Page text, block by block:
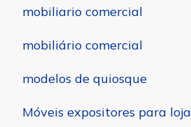
mobiliario comercial
mobiliário comercial
modelos de quiosque
Móveis expositores para loja